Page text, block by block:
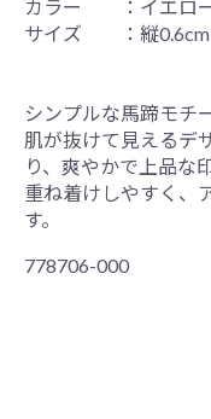
カラー ：イエロー
サイズ ：縦0.6cm
シンプルな馬蹄モチ
肌が抜けて見えるデ
り、爽やかで上品な
重ね着けしやすく、
す。
778706-000